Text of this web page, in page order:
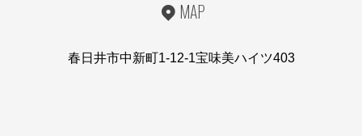
MAP
春日井市中新町1-12-1宝味美ハイツ403